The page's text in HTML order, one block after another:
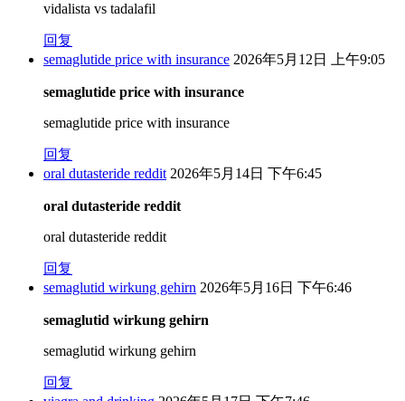
vidalista vs tadalafil
回复
semaglutide price with insurance 2026年5月12日 上午9:05
semaglutide price with insurance
semaglutide price with insurance
回复
oral dutasteride reddit 2026年5月14日 下午6:45
oral dutasteride reddit
oral dutasteride reddit
回复
semaglutid wirkung gehirn 2026年5月16日 下午6:46
semaglutid wirkung gehirn
semaglutid wirkung gehirn
回复